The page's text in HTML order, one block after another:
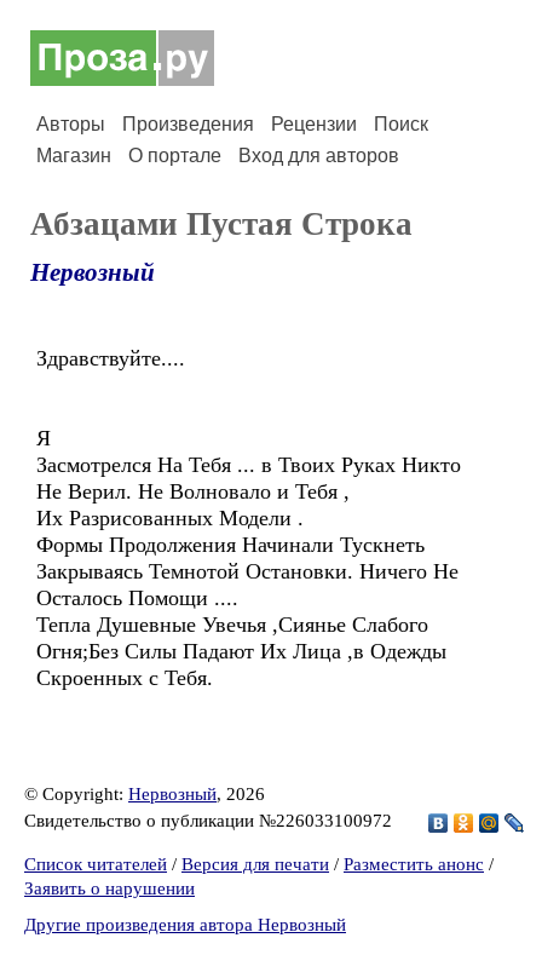
Авторы Произведения Рецензии
Поиск
Магазин
О портале Вход для авторов
Абзацами Пустая Строка
Нервозный
Здравствуйте....
Я
Засмотрелся На Тебя ... в Твоих Руках Никто
Не Верил. Не Волновало и Тебя ,
Их Разрисованных Модели .
Формы Продолжения Начинали Тускнеть
Закрываясь Темнотой Остановки. Ничего Не
Осталось Помощи ....
Тепла Душевные Увечья ,Сиянье Слабого
Огня;Без Силы Падают Их Лица ,в Одежды
Скроенных с Тебя.
© Copyright: Нервозный, 2026
Свидетельство о публикации №226033100972
Список читателей / Версия для печати / Разместить анонс /
Заявить о нарушении
Другие произведения автора Нервозный